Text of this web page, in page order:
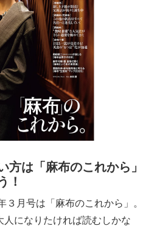
方は「麻布のこれから」
！
３月号は「麻布のこれから」。
になりたければ読むしかな